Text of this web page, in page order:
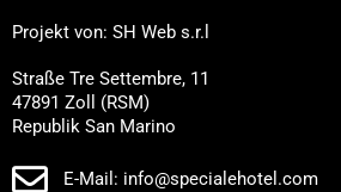
Projekt von: SH Web s.r.l
Straße Tre Settembre, 11
47891 Zoll (RSM)
Republik San Marino
E-Mail: info@specialehotel.com